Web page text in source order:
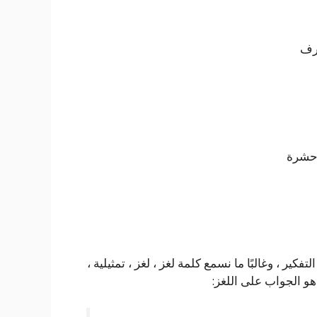
، وغالبًا ما نسمع كلمة لغز ، لغز ، تمثيلية ،
الجواب على اللغز: